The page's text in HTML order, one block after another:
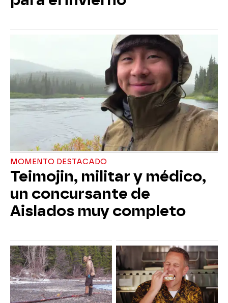
MOMENTO DESTACADO
Teimojin, militar y médico,
un concursante de
Aislados muy completo